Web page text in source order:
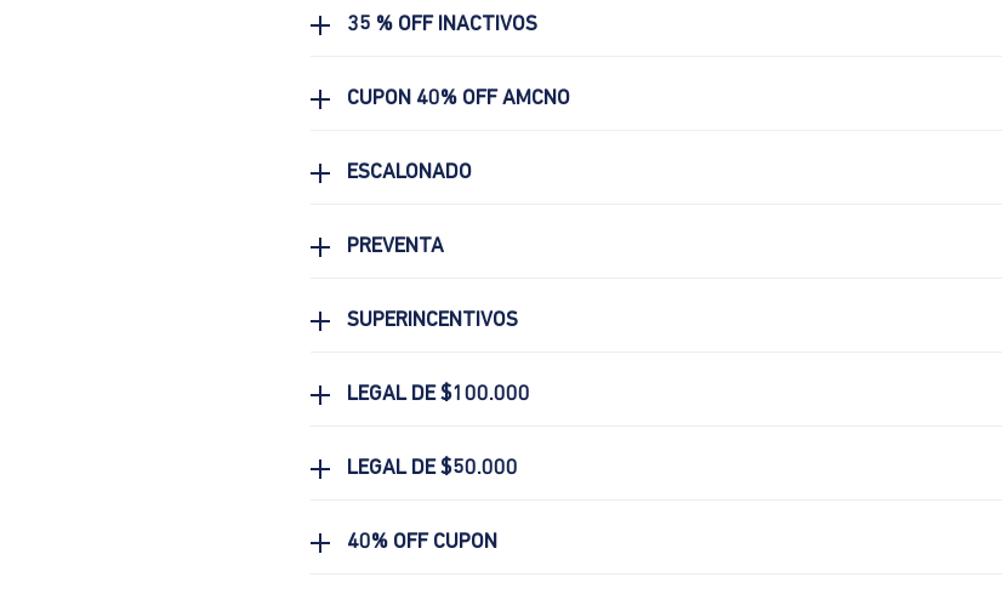
35 % OFF INACTIVOS
CUPON 40% OFF AMCNO
ESCALONADO
PREVENTA
SUPERINCENTIVOS
LEGAL DE $100.000
LEGAL DE $50.000
40% OFF CUPON